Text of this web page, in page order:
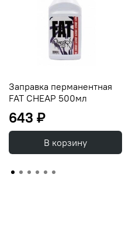
Заправка перманентная
FAT CHEAP 500мл
643 ₽
В корзину